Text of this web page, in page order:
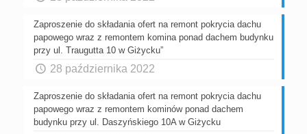
Zaproszenie do składania ofert na remont pokrycia dachu
papowego wraz z remontem komina ponad dachem budynku
przy ul. Traugutta 10 w Giżycku”
28 października 2022
Zaproszenie do składania ofert na remont pokrycia dachu
papowego wraz z remontem kominów ponad dachem
budynku przy ul. Daszyńskiego 10A w Giżycku